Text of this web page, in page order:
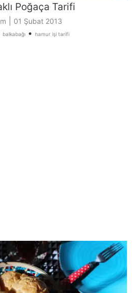
Poğaça Tarifi
01 Şubat 2013
balkabağı• hamur işi tarifi